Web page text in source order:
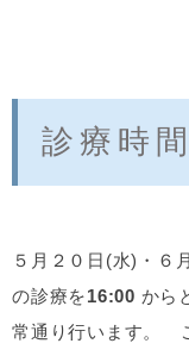
診療時
５月２０日(水)・６
の診療を16:00 から
常通り行います。